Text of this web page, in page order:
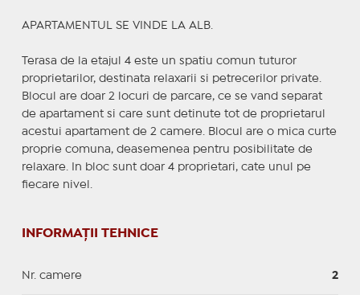
APARTAMENTUL SE VINDE LA ALB.
Terasa de la etajul 4 este un spatiu comun tuturor
proprietarilor, destinata relaxarii si petrecerilor private.
Blocul are doar 2 locuri de parcare, ce se vand separat
de apartament si care sunt detinute tot de proprietarul
acestui apartament de 2 camere. Blocul are o mica curte
proprie comuna, deasemenea pentru posibilitate de
relaxare. In bloc sunt doar 4 proprietari, cate unul pe
fiecare nivel.
INFORMAȚII TEHNICE
Nr. camere 2